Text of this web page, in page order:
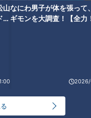
山
ラ
なにわ男子が体を張って
ギモンを大調査！【全力
2026/
たく受け取ったマヂラ
取得。先生も持ってい
19人中5人が取得し